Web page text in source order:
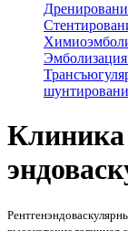
Клиника